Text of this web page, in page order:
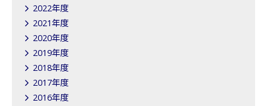
2022年度
2021年度
2020年度
2019年度
2018年度
2017年度
2016年度